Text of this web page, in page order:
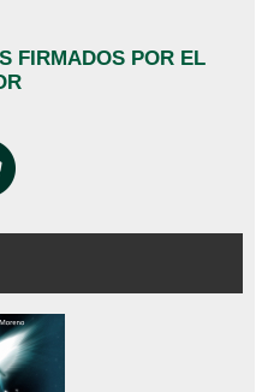
FIRMADOS POR EL